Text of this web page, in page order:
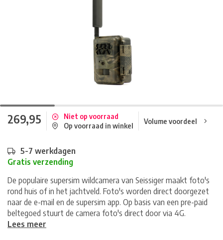
269,95
Niet op voorraad
Op voorraad in winkel
Volume voordeel
5-7 werkdagen
Gratis verzending
De populaire supersim wildcamera van Seissiger maakt foto's
rond huis of in het jachtveld. Foto's worden direct doorgezet
naar de e-mail en de supersim app. Op basis van een pre-paid
beltegoed stuurt de camera foto's direct door via 4G.
Lees meer